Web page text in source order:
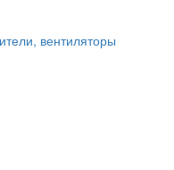
вентиляторы